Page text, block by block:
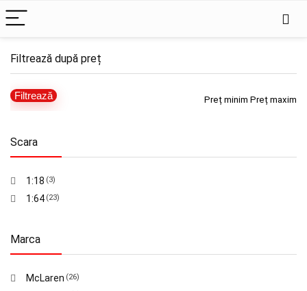
Filtrează după preț
Preț minim Preț maxim
Filtrează
Scara
1:18 (3)
1:64 (23)
Marca
McLaren (26)